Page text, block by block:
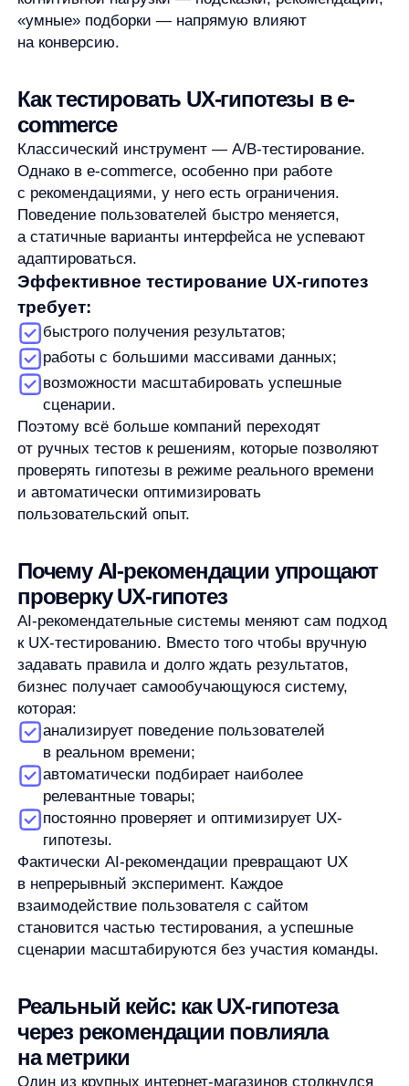
AI-рекомендательные системы меняют сам подход
к UX-тестированию. Вместо того чтобы вручную
задавать правила и долго ждать результатов,
анализирует поведение пользователей
в реальном времени;
релевантные товары;
постоянно проверяет и оптимизирует UX-
гипотезы.
Фактически AI-рекомендации превращают UX
в непрерывный эксперимент. Каждое
взаимодействие пользователя с сайтом
становится частью тестирования, а успешные
сценарии масштабируются без участия команды.
Реальный кейс: как UX-гипотеза
через рекомендации повлияла
на метрики
Один из крупных интернет-магазинов столкнулся
с типичной проблемой: рекомендации
формировались вручную, CTR блоков был низким,
а средний чек не рос. Команда выдвинула UX-
гипотезу: персонализированные рекомендации
помогут пользователям быстрее находить
релевантные товары и увеличат объём корзины.
формироваться на основе реального поведения
пользователей. Система автоматически
тестировала различные сценарии показа товаров
и оптимизировала их под конкретные сегменты
аудитории.
В результате:
CTR рекомендательных блоков вырос;
увеличился средний чек за счёт кросс-селлов;
снизилась нагрузка на команду
мерчандайзинга.
Этот кейс наглядно показывает: AI-
рекомендации — это не просто блок на сайте,
а инструмент проверки и масштабирования UX-
гипотез.
Почему AnyRecs — оптимальный
инструмент для UX-гипотез в e-
commerce
AnyRecs — это AI-платформа, которая помогает e-
commerce компаниям системно работать
адаптируется к поведению пользователей
позволяет быстро проверять UX-гипотезы без
сложных A/B-настроек;
напрямую влияет на ключевые бизнес-